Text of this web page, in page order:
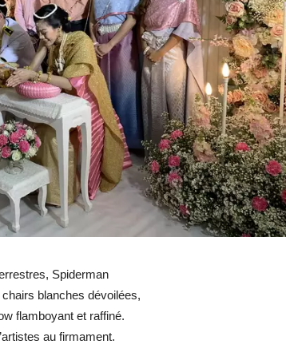
Spiderman
blanches dévoilées,
flamboyant et raffiné.
au firmament.